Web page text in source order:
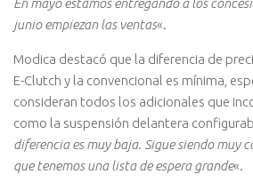
En mayo estamos entregando a los
junio empiezan las ventas«.
Modica destacó que la diferencia de
E-Clutch y la convencional es mínima,
consideran todos los adicionales que
como la suspensión delantera
diferencia es muy baja. Sigue siendo muy
que tenemos una lista de espera grande«.